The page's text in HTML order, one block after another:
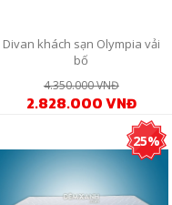
Divan khách sạn Olympia vải
bố
4.350.000 VNĐ
2.828.000 VNĐ
25%